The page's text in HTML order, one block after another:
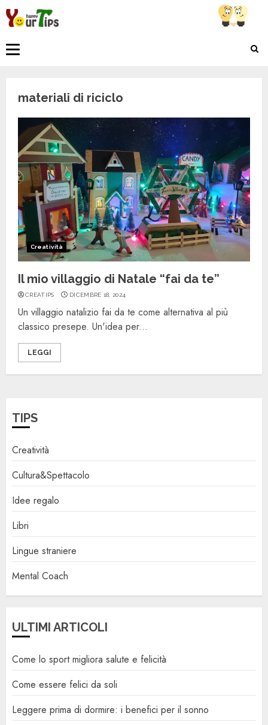
Skip
to
Primary
materiali di riciclo
Creatività
Il mio villaggio di Natale “fai da te”
CREATIPS DICEMBRE 18, 2024
Un villaggio natalizio fai da te come alternativa al più
classico presepe. Un'idea per...
LEGGI
TIPS
Creatività
Cultura&Spettacolo
Idee regalo
Libri
Lingue straniere
Mental Coach
ULTIMI ARTICOLI
Come lo sport migliora salute e felicità
Come essere felici da soli
Leggere prima di dormire: i benefici per il sonno